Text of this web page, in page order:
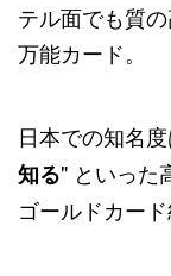
テル面でも質
万能カード。
日本での知名
知る" といった
ゴールドカー